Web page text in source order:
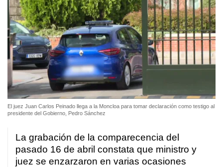
El juez Juan Carlos Peinado llega a la Moncloa para tomar declaración como testigo al
presidente del Gobierno, Pedro Sánchez
La grabación de la comparecencia del
pasado 16 de abril constata que ministro y
juez se enzarzaron en varias ocasiones